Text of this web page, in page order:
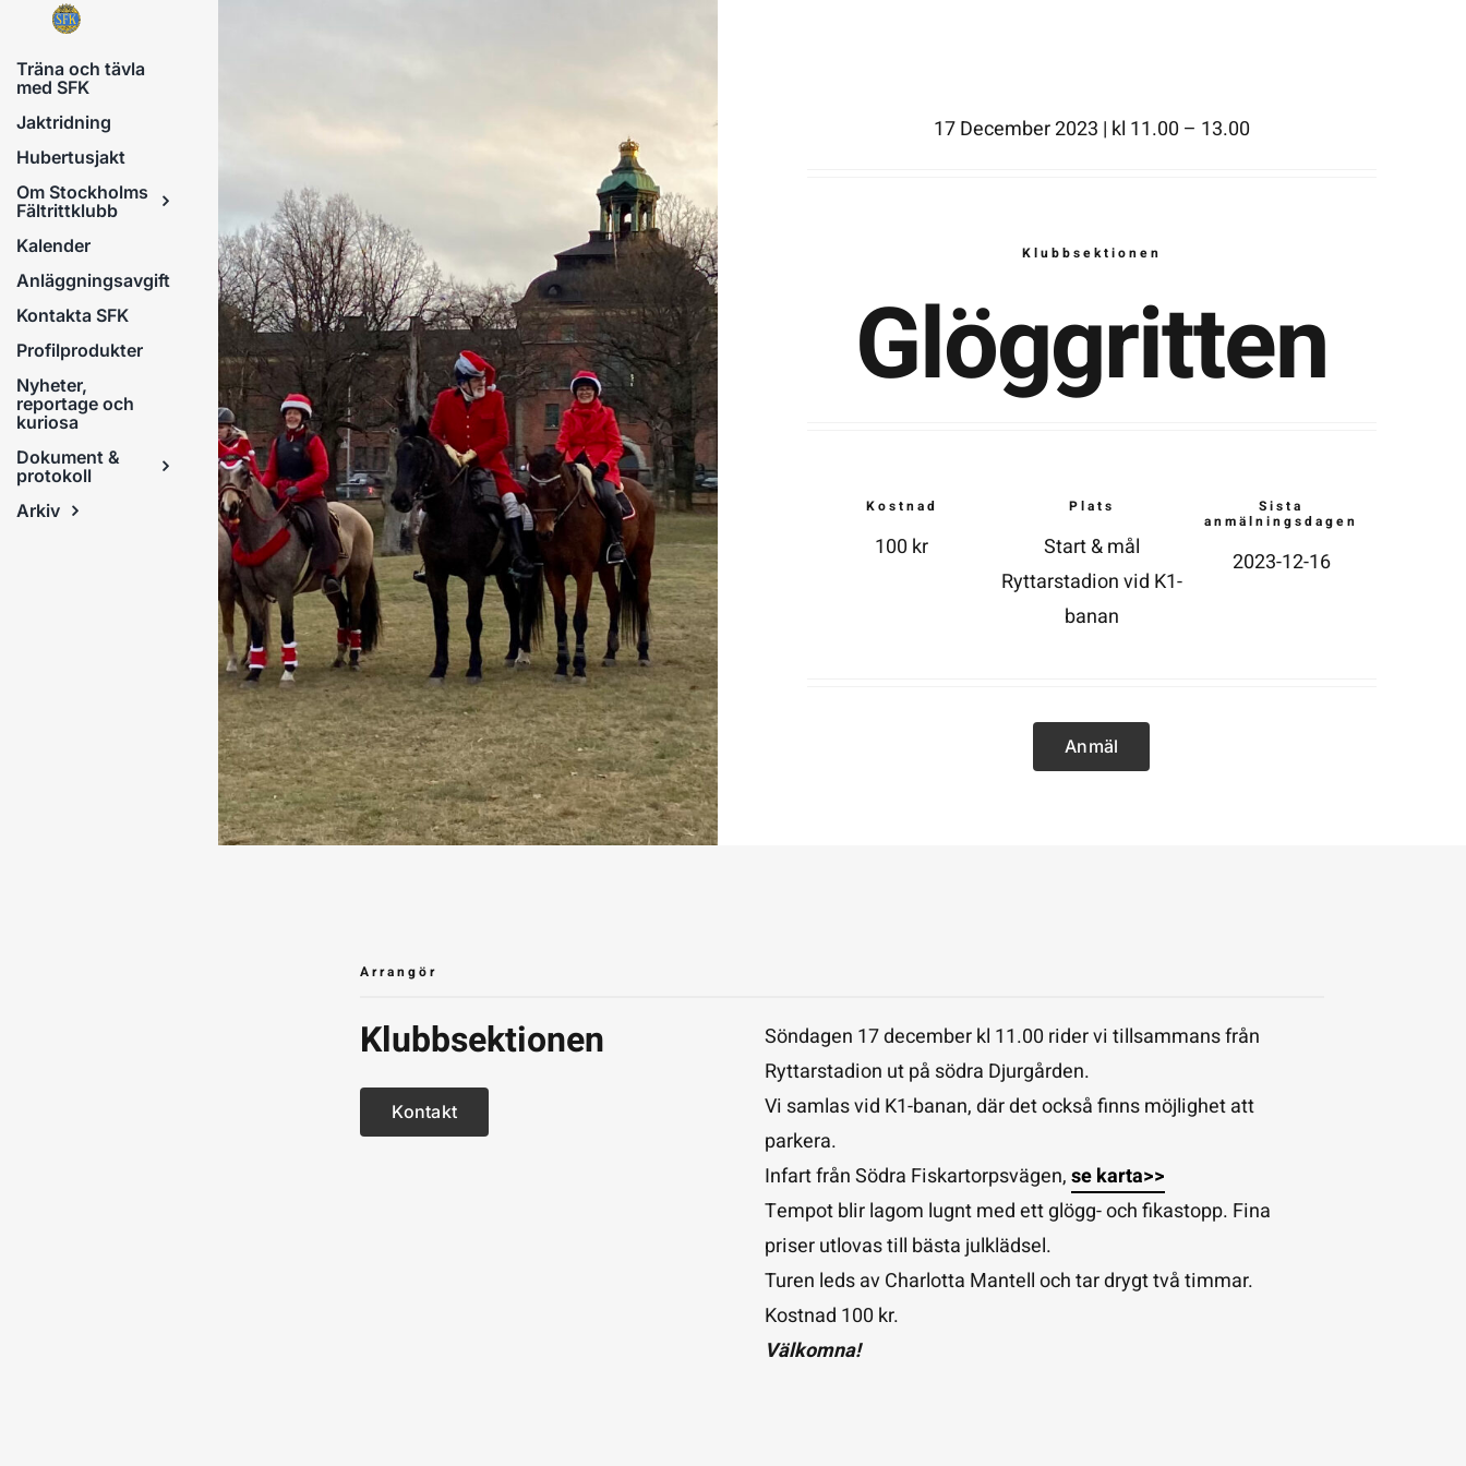
Fortsätt
innehållet
Träna och tävla
med SFK
Jaktridning
Hubertusjakt
Om Stockholms
Fältrittklubb
Kalender
Anläggningsavgift
Kontakta SFK
Profilprodukter
Nyheter,
reportage och
kuriosa
Dokument &
protokoll
Arkiv
17 December 2023 | kl 11.00 – 13.00
Klubbsektionen
Glöggritten
Kostnad
100 kr
Plats
Start & mål
Ryttarstadion vid K1-
banan
Sista
anmälningsdagen
2023-12-16
Anmäl
Arrangör
Klubbsektionen
Kontakt
Söndagen 17 december kl 11.00 rider vi tillsammans från
Ryttarstadion ut på södra Djurgården.
Vi samlas vid K1-banan, där det också finns möjlighet att
parkera.
Infart från Södra Fiskartorpsvägen,se karta>>
Tempot blir lagom lugnt med ett glögg- och fikastopp. Fina
priser utlovas till bästa julklädsel.
Turen leds av Charlotta Mantell och tar drygt två timmar.
Kostnad 100 kr.
Välkomna!